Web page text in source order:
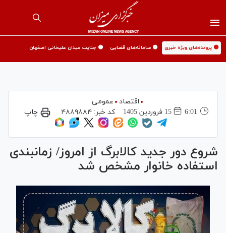
🟡 پرونده‌های ویژه خبری 🟡 سامانه‌های قضایی 🟡 جنایت میدان علیخانی اصفهان
اقتصاد
عمومی
6:01
15 فروردين 1405 کد خبر:۴۸۸۹۸۸۴ چاپ
شروع دور جدید کالابرگ از امروز/ زمانبندی
استفاده خانوار مشخص شد